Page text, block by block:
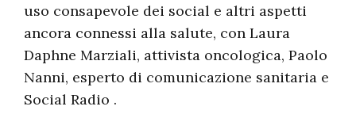
uso consapevole dei social e altri aspetti
ancora connessi alla salute, con Laura
Daphne Marziali, attivista oncologica, Paolo
Nanni, esperto di comunicazione sanitaria e
Social Radio .